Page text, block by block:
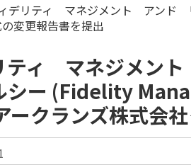
デリティ マネジメント アンド
変更報告書を提出
ティ マネジメ
シー (Fidelity
ークランズ株式会